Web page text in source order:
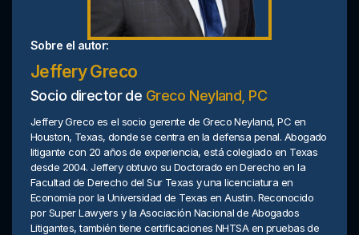
Sobre el autor:
Jeffery Greco
Socio director de Greco Neyland, PC
Jeffery Greco es el socio gerente de Greco Neyland, PC en
Houston, Texas, donde se centra en la defensa penal. Abogado
litigante con 20 años de experiencia, está colegiado en Texas
desde 2004. Jeffery obtuvo su Doctorado en Derecho en la
Facultad de Derecho del Sur Texas y una licenciatura en
Economía por la Universidad de Texas en Austin. Reconocido
por Super Lawyers y la Asociación Nacional de Abogados
Litigantes, también tiene certificaciones NHTSA en pruebas de